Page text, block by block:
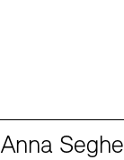
Anna